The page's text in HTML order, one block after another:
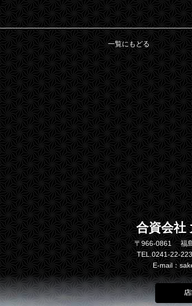
一覧にもどる
合資会社
〒966-0861 福
TEL.0241-22-
E-mail：